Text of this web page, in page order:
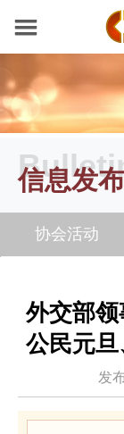
信息发布
协会活动
外交部
公民元
发